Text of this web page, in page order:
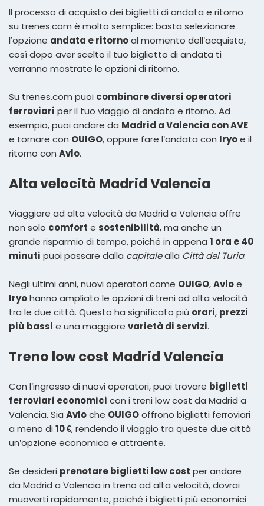
Il processo di acquisto dei biglietti di andata e ritorno
su trenes.com è molto semplice: basta selezionare
l’opzione andata e ritornoal momento dell’acquisto,
così dopo aver scelto il tuo biglietto di andata ti
verranno mostrate le opzioni di ritorno.
Su trenes.com puoi combinare diversi operatori
ferroviari per il tuo viaggio di andata e ritorno. Ad
esempio, puoi andare da Madrid a Valencia con AVE
e tornare con OUIGO, oppure fare l’andata con Iryoe il
ritorno con Avlo.
Alta velocità Madrid Valencia
Viaggiare ad alta velocità da Madrid a Valencia offre
non solo comfort e sostenibilità, ma anche un
grande risparmio di tempo, poiché in appena 1 ora e 40
minuti puoi passare dalla capitalealla Città del Turia.
Negli ultimi anni, nuovi operatori come OUIGO,Avloe
Iryohanno ampliato le opzioni di treni ad alta velocità
tra le due città. Questo ha significato più orari, prezzi
più bassi e una maggiore varietà di servizi.
Treno low cost Madrid Valencia
Con l’ingresso di nuovi operatori, puoi trovare biglietti
ferroviari economici con i treni low cost da Madrid a
Valencia. Sia Avloche OUIGOoffrono biglietti ferroviari
a meno di 10 €, rendendo il viaggio tra queste due città
un’opzione economica e attraente.
Se desideri prenotare biglietti low cost per andare
da Madrid a Valencia in treno ad alta velocità, dovrai
muoverti rapidamente, poiché i biglietti più economici